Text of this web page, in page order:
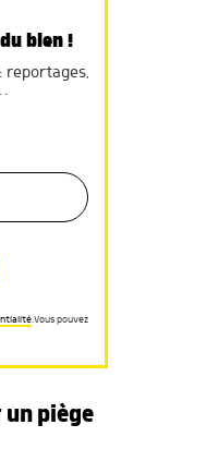
bien !
reportages,
.Vous pouvez
piège